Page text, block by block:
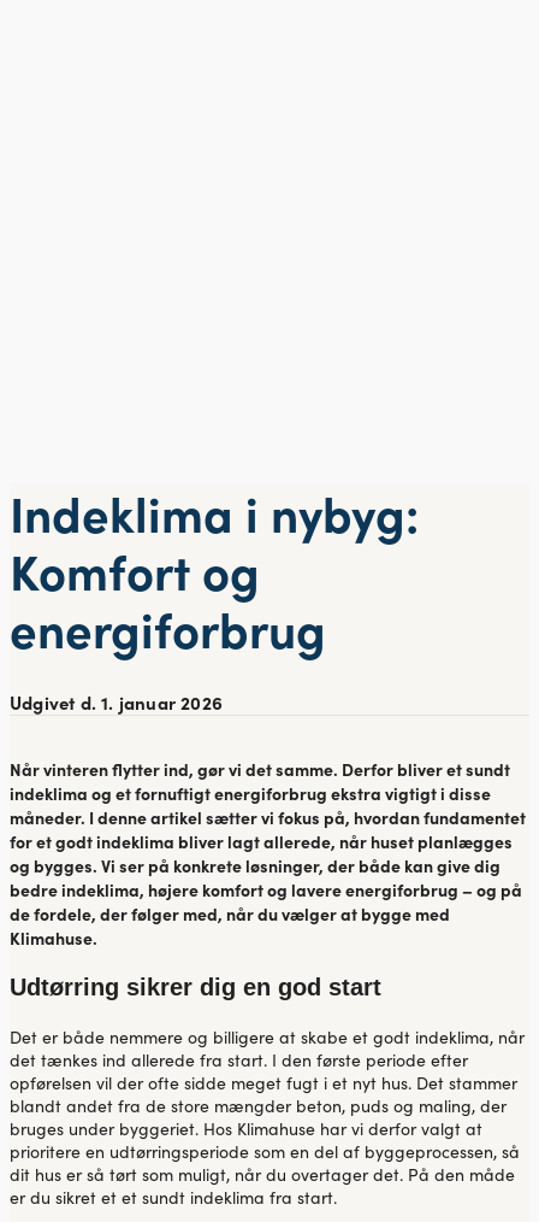
Indeklima i nybyg:
Komfort og
energiforbrug
Udgivet d. 1. januar 2026
Når vinteren flytter ind, gør vi det samme. Derfor bliver et sundt
indeklima og et fornuftigt energiforbrug ekstra vigtigt i disse
måneder. I denne artikel sætter vi fokus på, hvordan fundamentet
for et godt indeklima bliver lagt allerede, når huset planlægges
og bygges. Vi ser på konkrete løsninger, der både kan give dig
bedre indeklima, højere komfort og lavere energiforbrug – og på
de fordele, der følger med, når du vælger at bygge med
Klimahuse.
Udtørring sikrer dig en god start
Det er både nemmere og billigere at skabe et godt indeklima, når
det tænkes ind allerede fra start. I den første periode efter
opførelsen vil der ofte sidde meget fugt i et nyt hus. Det stammer
blandt andet fra de store mængder beton, puds og maling, der
bruges under byggeriet. Hos Klimahuse har vi derfor valgt at
prioritere en udtørringsperiode som en del af byggeprocessen, så
dit hus er så tørt som muligt, når du overtager det. På den måde
er du sikret et et sundt indeklima fra start.